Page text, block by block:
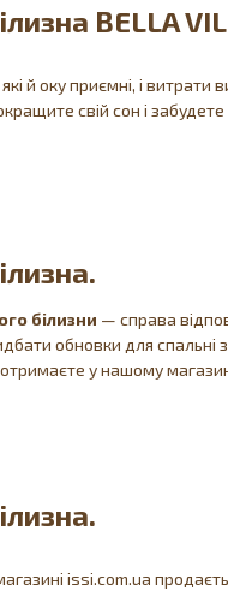
BELLA
які й оку приємні, і
свій сон і
білизни — справа
обновки для
у нашому
issi.com.ua